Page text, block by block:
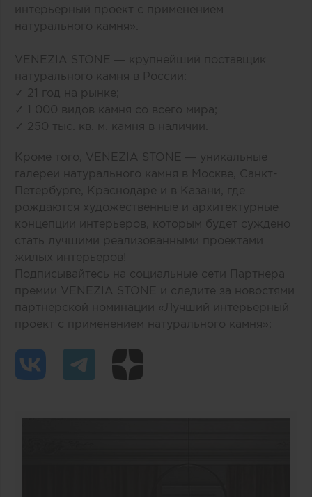
интерьерный проект с применением
натурального камня».
VENEZIA STONE — крупнейший поставщик
натурального камня в России:
✓ 21 год на рынке;
✓ 1 000 видов камня со всего мира;
✓ 250 тыс. кв. м. камня в наличии.
Кроме того, VENEZIA STONE — уникальные
галереи натурального камня в Москве, Санкт-
Петербурге, Краснодаре и в Казани, где
рождаются художественные и архитектурные
концепции интерьеров, которым будет суждено
стать лучшими реализованными проектами
жилых интерьеров!
Подписывайтесь на социальные сети Партнера
премии VENEZIA STONE и следите за новостями
партнерской номинации «Лучший интерьерный
проект с применением натурального камня»: